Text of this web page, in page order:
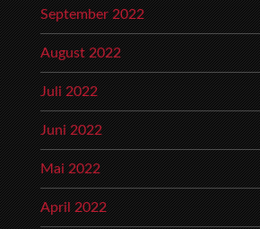
September 2022
August 2022
Juli 2022
Juni 2022
Mai 2022
April 2022